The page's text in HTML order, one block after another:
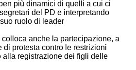
più dinamici di quelli a cui ci
del PD e interpretando
ruolo di leader
anche la partecipazione, a
di protesta contro le restrizioni
alla registrazione dei figli delle